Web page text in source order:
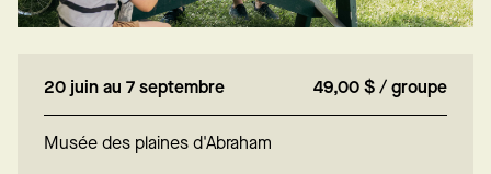
20 juin au 7 septembre 49,00 $ / groupe
Musée des plaines d'Abraham